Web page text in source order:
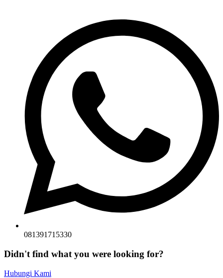
081391715330
Didn't find what you were looking for?
Hubungi Kami